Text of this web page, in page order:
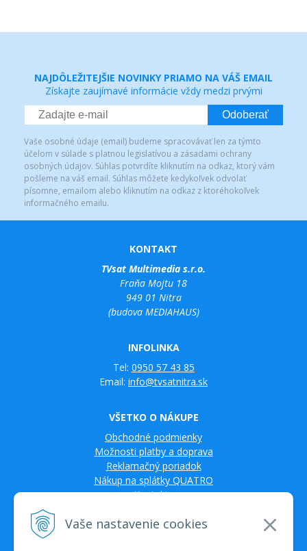
Vaše nastavenie cookies
NAJDÔLEŽITEJŠIE NOVINKY PRIAMO NA VÁŠ EMAIL
Získajte zaujímavé informácie vždy medzi prvými
Odoberať
Vaše osobné údaje (email) budeme spracovávať len za týmto
účelom v súlade s platnou legislatívou a zásadami ochrany
osobných údajov. Súhlas potvrdíte kliknutím na odkaz, ktorý vám
pošleme na váš email. Súhlas môžete kedykoľvek odvolať
písomne, emailom alebo kliknutím na odkaz z ktoréhokoľvek
informačného emailu.
KONTAKT
TVsat Multimedia s.r.o.
Fraňa Mojtu 18
949 01 Nitra
(budova MEDIAHAUS)
INFOLINKA
Tel: 0950 57 43 85
Email: info@tvsatnitra.sk
VŠETKO O NÁKUPE
Obchodné podmienky
Možnosti platby a doprava
Reklamačný poriadok
Nákup na splátky QUATRO
Kontakty